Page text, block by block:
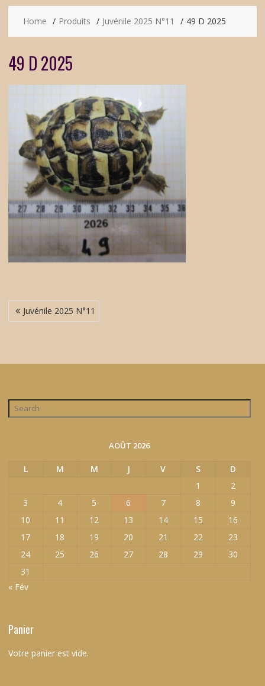
Home Produits Juvénile 2025 N°11 49 D 2025
49 D 2025
Navigation
de
Juvénile 2025 N°11
AOÛT 2026
L M M J V S
D
1
2
3
4 5 6 7 8
9
10
11 12 13 14 15
16
17
18 19 20 21 22
23
24
25 26 27 28 29
30
31
« Fév
Panier
Votre panier est vide.